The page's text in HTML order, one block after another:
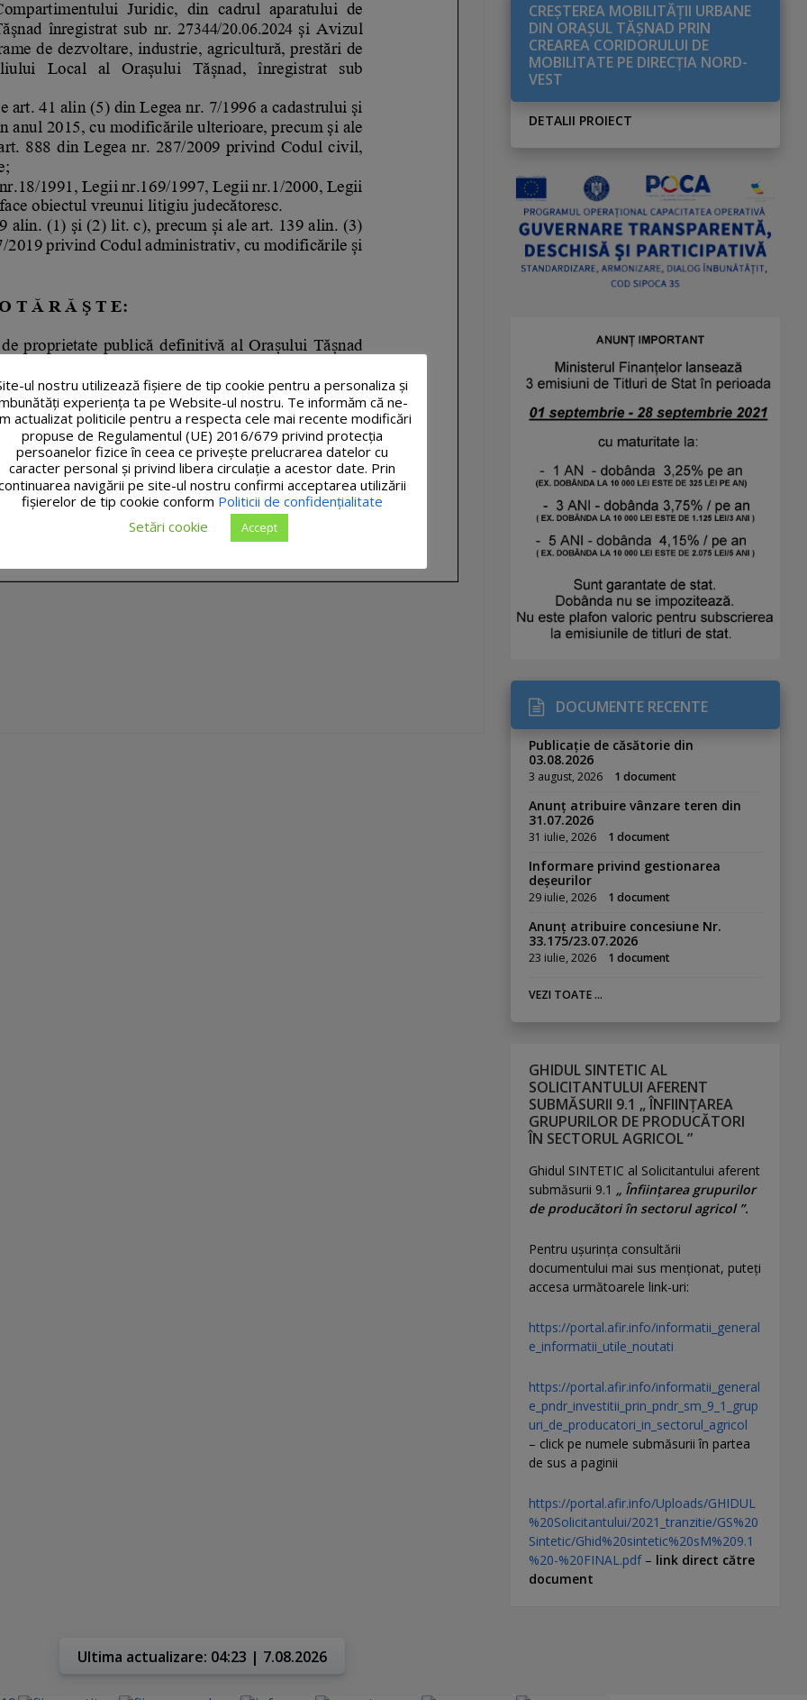
CREŞTEREA MOBILITĂŢII URBANE
DIN ORAŞUL TĂŞNAD PRIN
CREAREA CORIDORULUI DE
MOBILITATE PE DIRECŢIA NORD-
VEST
DETALII PROIECT
DOCUMENTE RECENTE
Publicație de căsătorie din
03.08.2026
3 august, 2026 1 document
Anunț atribuire vânzare teren din
31.07.2026
31 iulie, 2026 1 document
Informare privind gestionarea
deșeurilor
29 iulie, 2026 1 document
Anunț atribuire concesiune Nr.
33.175/23.07.2026
23 iulie, 2026 1 document
VEZI TOATE ...
GHIDUL SINTETIC AL
SOLICITANTULUI AFERENT
SUBMĂSURII 9.1 „ ÎNFIINȚAREA
GRUPURILOR DE PRODUCĂTORI
ÎN SECTORUL AGRICOL ”
Ghidul SINTETIC al Solicitantului aferent
submăsurii 9.1 „ Înființarea grupurilor
de producători în sectorul agricol ”.
Pentru uşurinţa consultării
documentului mai sus menţionat, puteţi
accesa următoarele link-uri:
https://portal.afir.info/informatii_general
e_informatii_utile_noutati
https://portal.afir.info/informatii_general
e_pndr_investitii_prin_pndr_sm_9_1_grup
uri_de_producatori_in_sectorul_agricol
– click pe numele submăsurii în partea
de sus a paginii
https://portal.afir.info/Uploads/GHIDUL
%20Solicitantului/2021_tranzitie/GS%20
Sintetic/Ghid%20sintetic%20sM%209.1
%20-%20FINAL.pdf– link direct către
document
Ultima actualizare: 04:23 | 7.08.2026
ul nostru utilizează fişiere de tip cookie pentru a personaliza și
experiența ta pe Website-ul nostru. Te informăm că ne-
actualizat politicile pentru a respecta cele mai recente modificări
propuse de Regulamentul (UE) 2016/679 privind protecția
persoanelor fizice în ceea ce privește prelucrarea datelor cu
caracter personal și privind libera circulație a acestor date. Prin
navigării pe site-ul nostru confirmi acceptarea utilizării
fişierelor de tip cookie conform Politicii de confidențialitate
Setări cookie
Accept